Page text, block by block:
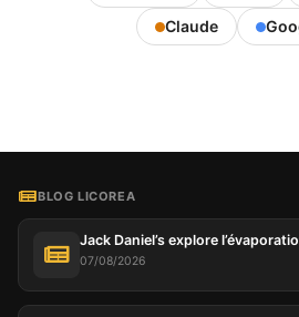
Claude
BLOG LICOREA
Jack Daniel’s explore
07/08/2026